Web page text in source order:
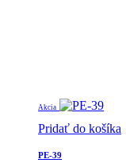
Akcia
Pridať do košíka
PE-39